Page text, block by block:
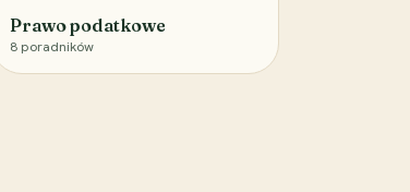
Prawo podatkowe
8 poradników